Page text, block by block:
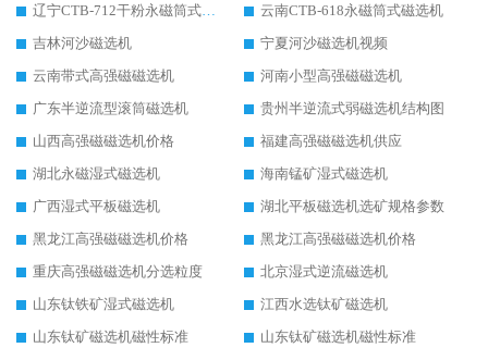
辽宁CTB-712干粉永磁筒式磁选机
云南CTB-618永磁筒式磁选机
吉林河沙磁选机
宁夏河沙磁选机视频
云南带式高强磁磁选机
河南小型高强磁磁选机
广东半逆流型滚筒磁选机
贵州半逆流式弱磁选机结构图
山西高强磁磁选机价格
福建高强磁磁选机供应
湖北永磁湿式磁选机
海南锰矿湿式磁选机
广西湿式平板磁选机
湖北平板磁选机选矿规格参数
黑龙江高强磁磁选机价格
黑龙江高强磁磁选机价格
重庆高强磁磁选机分选粒度
北京湿式逆流磁选机
山东钛铁矿湿式磁选机
江西水选钛矿磁选机
山东钛矿磁选机磁性标准
山东钛矿磁选机磁性标准